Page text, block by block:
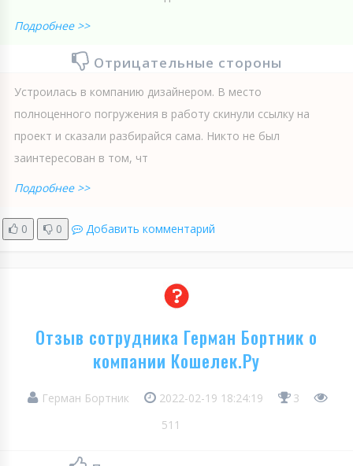
Подробнее >>
Отрицательные стороны
Устроилась в компанию дизайнером. В место
полноценного погружения в работу скинули ссылку на
проект и сказали разбирайся сама. Никто не был
заинтересован в том, чт
Подробнее >>
0 0 Добавить комментарий
Отзыв сотрудника Герман Бортник о
компании Кошелек.Ру
Герман Бортник 2022-02-19 18:24:19
3
511